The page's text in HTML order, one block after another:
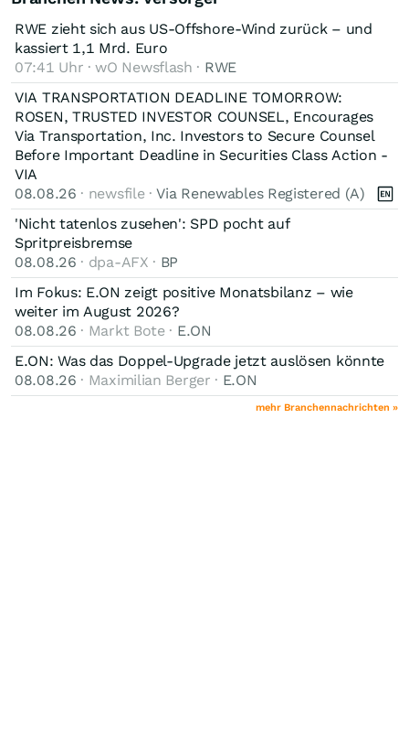
RWE zieht sich aus US-Offshore-Wind zurück – und
kassiert 1,1 Mrd. Euro
07:41 Uhr · wO Newsflash · RWE
VIA TRANSPORTATION DEADLINE TOMORROW:
ROSEN, TRUSTED INVESTOR COUNSEL, Encourages
Via Transportation, Inc. Investors to Secure Counsel
Before Important Deadline in Securities Class Action -
VIA
08.08.26 · newsfile ·Via Renewables Registered (A)
'Nicht tatenlos zusehen': SPD pocht auf
Spritpreisbremse
08.08.26 · dpa-AFX · BP
Im Fokus: E.ON zeigt positive Monatsbilanz – wie
weiter im August 2026?
08.08.26 · Markt Bote · E.ON
E.ON: Was das Doppel-Upgrade jetzt auslösen könnte
08.08.26 · Maximilian Berger · E.ON
mehr Branchennachrichten »